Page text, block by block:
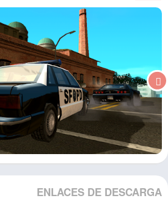
ENLACES DE DESCARGA